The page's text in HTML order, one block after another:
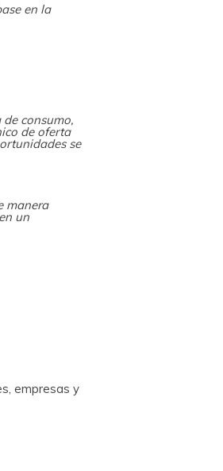
en la
consumo,
de oferta
se
manera
un
empresas y